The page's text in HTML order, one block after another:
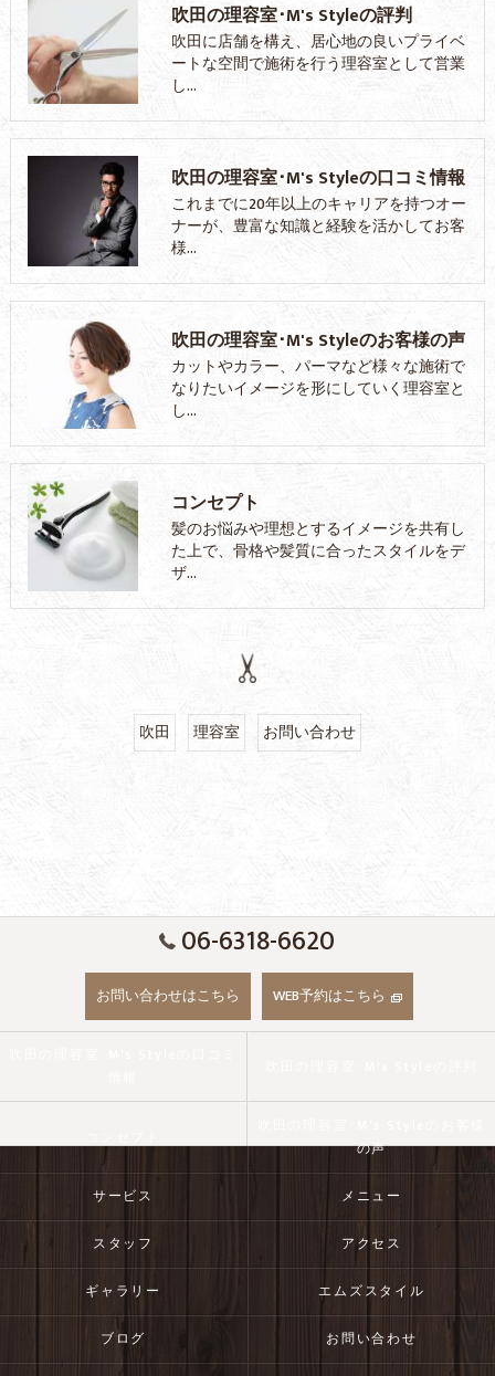
吹田の理容室･M's Styleの評判
吹田に店舗を構え、居心地の良いプライベ
ートな空間で施術を行う理容室として営業
し…
吹田の理容室･M's Styleの口コミ情報
これまでに20年以上のキャリアを持つオー
ナーが、豊富な知識と経験を活かしてお客
様…
吹田の理容室･M's Styleのお客様の声
カットやカラー、パーマなど様々な施術で
なりたいイメージを形にしていく理容室と
し…
コンセプト
髪のお悩みや理想とするイメージを共有し
た上で、骨格や髪質に合ったスタイルをデ
ザ…
吹田 理容室 お問い合わせ
06-6318-6620
お問い合わせはこちら WEB予約はこちら
の声
サービス メニュー
スタッフ アクセス
ギャラリー エムズスタイル
ブログ お問い合わせ